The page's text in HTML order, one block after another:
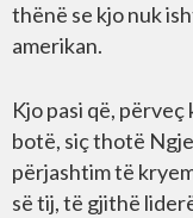
thënë se kjo nuk
amerikan.
Kjo pasi që,
botë, siç thotë
përjashtim të
së tij, të gjithë